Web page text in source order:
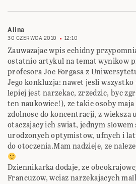
Alina
30 CZERWCA 2010 12:10
Zauwazajac wpis echidny
ostatnio artykul na temat wynikow
profesora Joe Forgasa z
Jego konkluzja: nawet jesli wszystko
lepiej jest narzekac, zrzedzic, byc
ten naukowiec!), ze takie osoby
zdolnosc do koncentracji, z wieksza
otaczajacy ich swiat, jednym
urodzonych optymistow, ufnych i
do otoczenia.Mam nadzieje, ze
Dziennikarka dodaje, ze
Francuzow, wciaz narzekajacych